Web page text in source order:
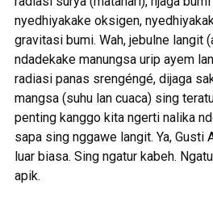
nyedhiyakake oksigen,
gravitasi bumi. Wah, jebulne langit
ndadekake manungsa urip ayem
radiasi panas srengéngé, dijaga
mangsa (suhu lan cuaca) sing
penting kanggo kita ngerti nalika
sapa sing nggawe langit. Ya, Gusti
luar biasa. Sing ngatur kabeh.
apik.